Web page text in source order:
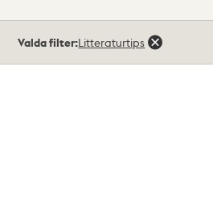
träffar
Valda filter:Litteraturtips